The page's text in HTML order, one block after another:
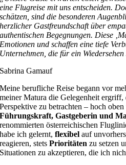
eine Flugreise mit uns entscheiden.
schätzen, sind die besonderen
herzlicher Gastfreundschaft über
authentischen Begegnungen. Diese
Emotionen und schaffen eine tiefe
Unternehmen, die für ein Wiedersehen
Sabrina Gamauf
Meine berufliche Reise begann vor
meiner Matura die Gelegenheit ergriff,
Perspektive zu betrachten – hoch
Führungskraft, Gastgeberin und
renommierten österreichischen
habe ich gelernt, flexibel auf
reagieren, stetsPrioritäten zu setzen
Situationen zu akzeptieren, die ich